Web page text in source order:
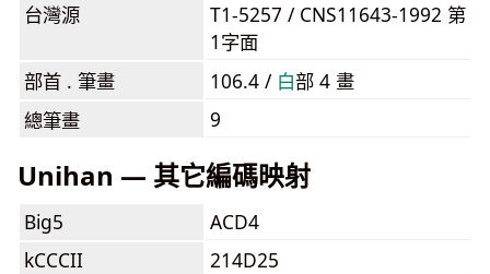
台灣源
T1-5257 / CNS11643-1992 第
1字面
部首 . 筆畫
106.4 / ⽩部 4 畫
總筆畫
9
Unihan — 其它編碼映射
Big5
ACD4
kCCCII
214D25